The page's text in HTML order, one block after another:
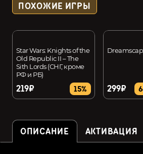
ПОХОЖИЕ ИГРЫ
Star Wars: Knights of the
Old Republic II – The
Sith Lords (СНГ, кроме
РФ и РБ)
219₽ 15% 299₽
ОПИСАНИЕ АКТИВАЦИЯ